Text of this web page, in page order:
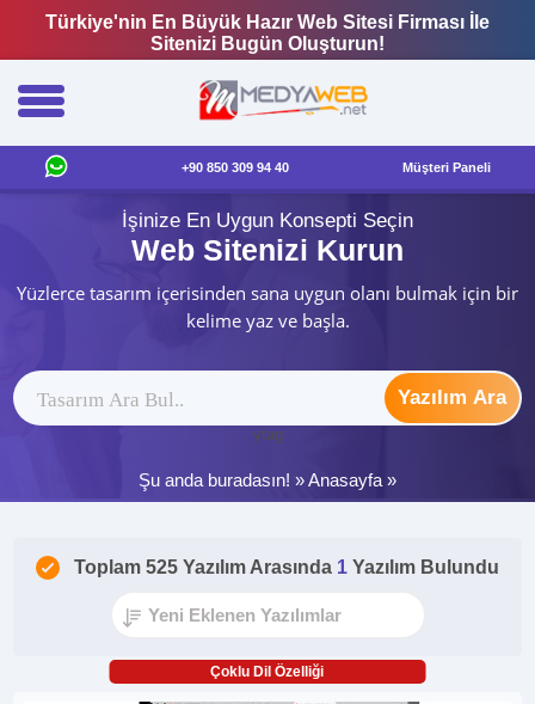
Türkiye'nin En Büyük Hazır Web Sitesi Firması İle
Sitenizi Bugün Oluşturun!
+90 850 309 94 40 Müşteri Paneli
İşinize En Uygun Konsepti Seçin
Web Sitenizi Kurun
Yüzlerce tasarım içerisinden sana uygun olanı bulmak için bir
kelime yaz ve başla.
Yazılım Ara
ytag
Şu anda buradasın! »Anasayfa »
Toplam 525 Yazılım Arasında 1 Yazılım Bulundu
Çoklu Dil Özelliği